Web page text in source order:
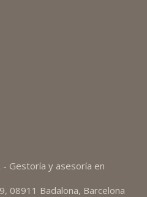
- Gestoría y asesoría en
08911 Badalona, Barcelona